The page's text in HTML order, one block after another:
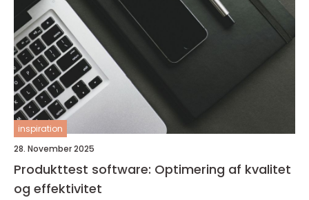
inspiration
28. November 2025
Produkttest software: Optimering af kvalitet
og effektivitet